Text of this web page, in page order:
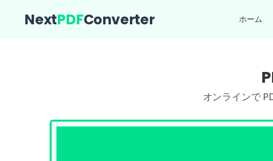
NextPDFConverter ホーム
オンラインで